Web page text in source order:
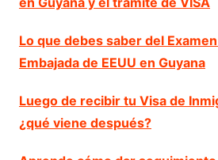
Lo que debes saber del
Embajada de EEUU en Guyana
Luego de recibir tu Visa de
¿qué viene después?